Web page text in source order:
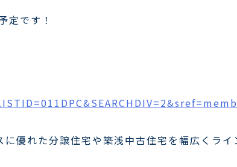
定です！
優れた分譲住宅や築浅中古住宅を幅広くライ